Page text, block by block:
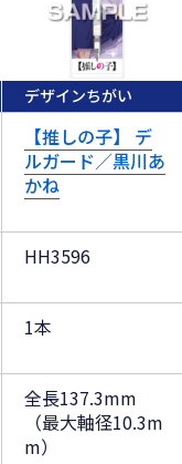
デザインちがい
【推しの子】 デ
ルガード／黒川あ
かね
HH3596
1本
全長137.3mm
（最大軸径10.3m
m）